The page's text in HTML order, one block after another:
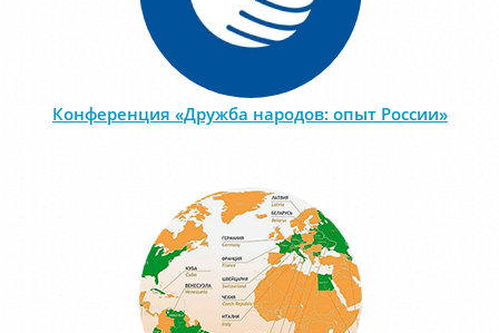
Конференция «Дружба народов: опыт России»